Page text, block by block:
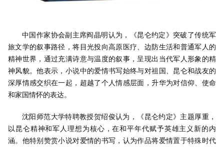
中国作家协会副主席阎晶明认为，《昆仑约定》突破了传统军
旅文学的叙事路径，将目光投向高原医疗、边防生活和普通军人的
精神世界，通过充满诗意与温度的叙事，呈现出当代军人形象的精
神风貌。他表示，小说中的爱情书写始终与对祖国、昆仑和战友的
深厚情感交织在一起，超越了个人情感层面，升华为对信仰、使命
和家国情怀的表达。
沈阳师范大学特聘教授贺绍俊认为，《昆仑约定》主题厚重，
以昆仑精神和军人理想为核心，在和平年代赋予英雄主义新的内
涵。他特别赞赏小说对爱情的书写，认为作品将爱情置于特殊时代